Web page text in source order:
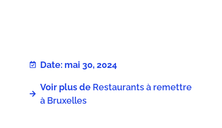
Date: mai 30, 2024
Voir plus de Restaurants à remettre
à Bruxelles